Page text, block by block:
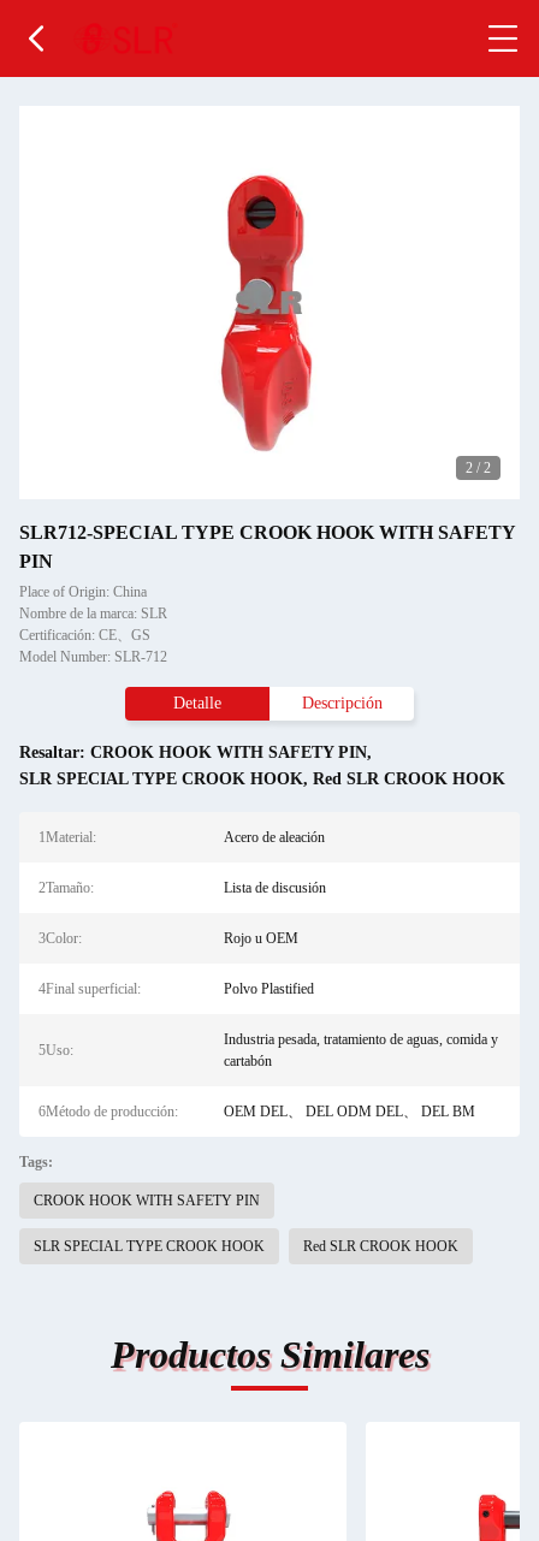
2 / 2
SLR712-SPECIAL TYPE CROOK HOOK WITH SAFETY
PIN
Place of Origin: China
Nombre de la marca: SLR
Certificación: CE、GS
Model Number: SLR-712
Detalle Descripción
Resaltar: CROOK HOOK WITH SAFETY PIN,
SLR SPECIAL TYPE CROOK HOOK, Red SLR CROOK HOOK
1Material: Acero de aleación
2Tamaño: Lista de discusión
3Color: Rojo u OEM
4Final superficial: Polvo Plastified
5Uso:
Industria pesada, tratamiento de aguas, comida y
cartabón
6Método de producción: OEM DEL、 DEL ODM DEL、 DEL BM
Tags:
CROOK HOOK WITH SAFETY PIN
SLR SPECIAL TYPE CROOK HOOK Red SLR CROOK HOOK
Productos Similares